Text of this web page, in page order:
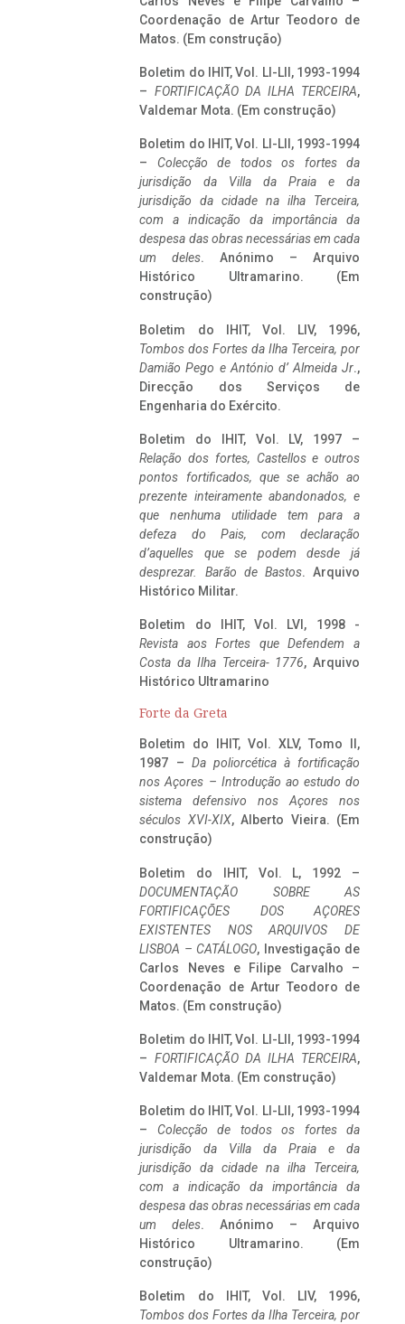
Coordenação de Artur Teodoro de
Matos. (Em construção)
Boletim do IHIT, Vol. LI-LII, 1993-1994
– FORTIFICAÇÃO DA ILHA TERCEIRA,
Valdemar Mota. (Em construção)
Boletim do IHIT, Vol. LI-LII, 1993-1994
– Colecção de todos os fortes da
jurisdição da Villa da Praia e da
jurisdição da cidade na ilha Terceira,
com a indicação da importância da
despesa das obras necessárias em cada
um deles. Anónimo – Arquivo
Histórico Ultramarino. (Em
construção)
Boletim do IHIT, Vol. LIV, 1996,
Tombos dos Fortes da Ilha Terceira, por
Damião Pego e António d’ Almeida Jr.,
Direcção dos Serviços de
Engenharia do Exército.
Boletim do IHIT, Vol. LV, 1997 –
Relação dos fortes, Castellos e outros
pontos fortificados, que se achão ao
prezente inteiramente abandonados, e
que nenhuma utilidade tem para a
defeza do Pais, com declaração
d’aquelles que se podem desde já
desprezar. Barão de Bastos. Arquivo
Histórico Militar.
Boletim do IHIT, Vol. LVI, 1998 -
Revista aos Fortes que Defendem a
Costa da Ilha Terceira- 1776, Arquivo
Histórico Ultramarino
Forte da Greta
Boletim do IHIT, Vol. XLV, Tomo II,
1987 – Da poliorcética à fortificação
nos Açores – Introdução ao estudo do
sistema defensivo nos Açores nos
séculos XVI-XIX, Alberto Vieira. (Em
construção)
Boletim do IHIT, Vol. L, 1992 –
DOCUMENTAÇÃO SOBRE AS
FORTIFICAÇÕES DOS AÇORES
EXISTENTES NOS ARQUIVOS DE
LISBOA – CATÁLOGO, Investigação de
Carlos Neves e Filipe Carvalho –
Coordenação de Artur Teodoro de
Matos. (Em construção)
Boletim do IHIT, Vol. LI-LII, 1993-1994
– FORTIFICAÇÃO DA ILHA TERCEIRA,
Valdemar Mota. (Em construção)
Boletim do IHIT, Vol. LI-LII, 1993-1994
– Colecção de todos os fortes da
jurisdição da Villa da Praia e da
jurisdição da cidade na ilha Terceira,
com a indicação da importância da
despesa das obras necessárias em cada
um deles. Anónimo – Arquivo
Histórico Ultramarino. (Em
construção)
Boletim do IHIT, Vol. LIV, 1996,
Tombos dos Fortes da Ilha Terceira, por